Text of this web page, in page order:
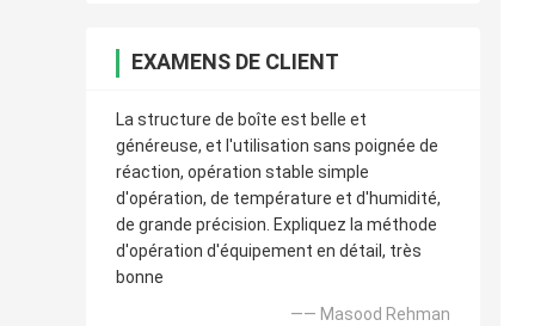
EXAMENS DE CLIENT
La structure de boîte est belle et
généreuse, et l'utilisation sans poignée de
réaction, opération stable simple
d'opération, de température et d'humidité,
de grande précision. Expliquez la méthode
d'opération d'équipement en détail, très
bonne
—— Masood Rehman